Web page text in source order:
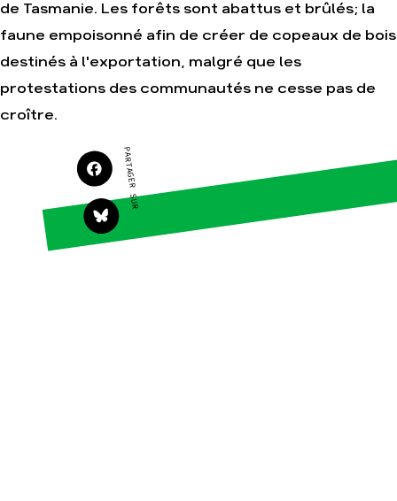
Faire un don
S'engager sur le terrain
Agir au quotidien
Soutenir les campagnes
Transmettre tout ou
partie de son
Télécharger
gratuitement les guides
éco-citoyens
Climat – Énergie
Surproduction
Agriculture
Finance
Actualités
de Tasmanie. Les forêts sont abattus et brûlés; la
faune empoisonné afin de créer de copeaux de bois
destinés à l'exportation, malgré que les
protestations des communautés ne cesse pas de
croître.
PARTAGER SUR